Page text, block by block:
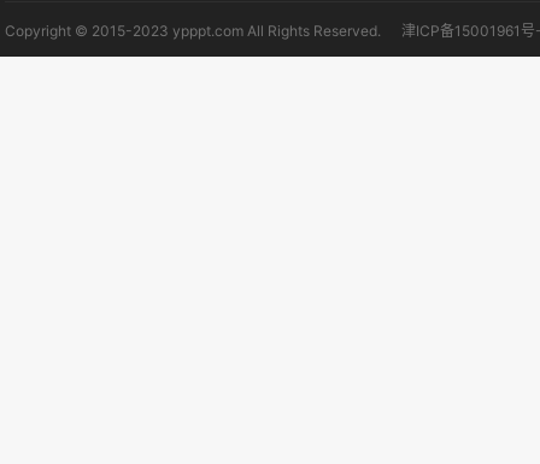
Copyright © 2015-2023 ypppt.com All Rights Reserved. 津ICP备15001961号